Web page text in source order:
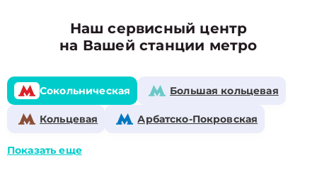
Наш сервисный центр
на Вашей станции метро
Сокольническая Большая кольцевая
Кольцевая Арбатско-Покровская
Показать еще